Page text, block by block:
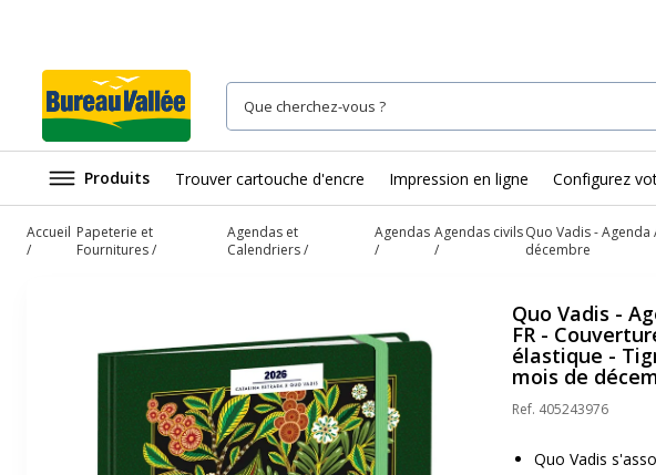
Produits Trouver cartouche d'encre Impression en ligne Configurez
Accueil Papeterie et
Fournitures
Agendas et
Calendriers
Agendas Agendas civilsQuo Vadis - Agenda
décembre
Quo Vadis -
FR -
élastique -
mois de
Ref. 405243976
Quo Vadis